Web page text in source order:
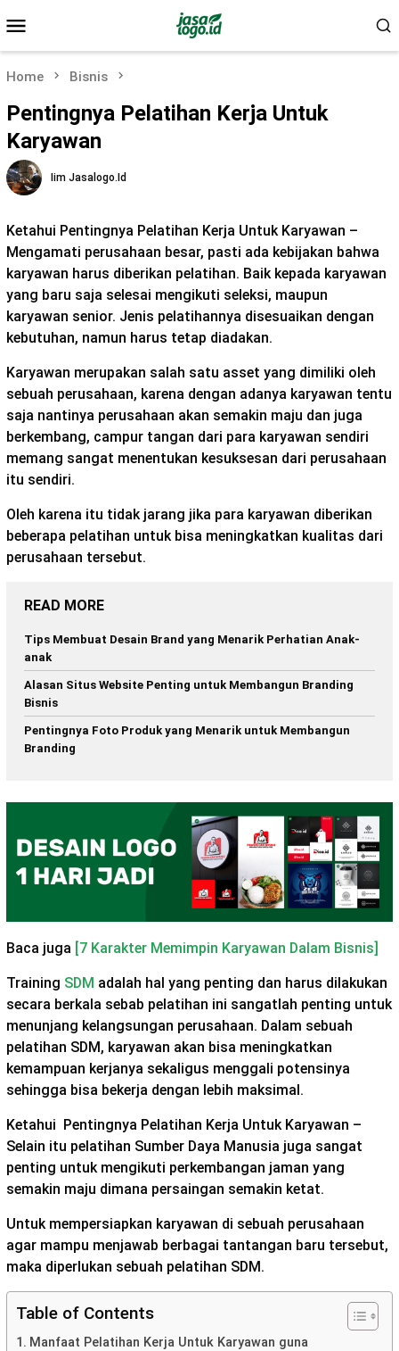
to
contentMenu
Home Bisnis
Pentingnya Pelatihan Kerja Untuk
Karyawan
Iim Jasalogo.id
Ketahui Pentingnya Pelatihan Kerja Untuk Karyawan –
Mengamati perusahaan besar, pasti ada kebijakan bahwa
karyawan harus diberikan pelatihan. Baik kepada karyawan
yang baru saja selesai mengikuti seleksi, maupun
karyawan senior. Jenis pelatihannya disesuaikan dengan
kebutuhan, namun harus tetap diadakan.
Karyawan merupakan salah satu asset yang dimiliki oleh
sebuah perusahaan, karena dengan adanya karyawan tentu
saja nantinya perusahaan akan semakin maju dan juga
berkembang, campur tangan dari para karyawan sendiri
memang sangat menentukan kesuksesan dari perusahaan
itu sendiri.
Oleh karena itu tidak jarang jika para karyawan diberikan
beberapa pelatihan untuk bisa meningkatkan kualitas dari
perusahaan tersebut.
READ MORE
Tips Membuat Desain Brand yang Menarik Perhatian Anak-
anak
Alasan Situs Website Penting untuk Membangun Branding
Bisnis
Pentingnya Foto Produk yang Menarik untuk Membangun
Branding
Baca juga [7 Karakter Memimpin Karyawan Dalam Bisnis]
Training SDM adalah hal yang penting dan harus dilakukan
secara berkala sebab pelatihan ini sangatlah penting untuk
menunjang kelangsungan perusahaan. Dalam sebuah
pelatihan SDM, karyawan akan bisa meningkatkan
kemampuan kerjanya sekaligus menggali potensinya
sehingga bisa bekerja dengan lebih maksimal.
Ketahui Pentingnya Pelatihan Kerja Untuk Karyawan –
Selain itu pelatihan Sumber Daya Manusia juga sangat
penting untuk mengikuti perkembangan jaman yang
semakin maju dimana persaingan semakin ketat.
Untuk mempersiapkan karyawan di sebuah perusahaan
agar mampu menjawab berbagai tantangan baru tersebut,
maka diperlukan sebuah pelatihan SDM.
Table of Contents
Manfaat Pelatihan Kerja Untuk Karyawan guna